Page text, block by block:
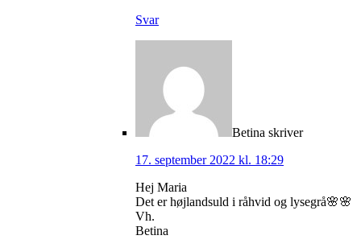
Svar
Betina skriver
17. september 2022 kl. 18:29
Hej Maria
Det er højlandsuld i råhvid og lysegrå🌸🌸
Vh.
Betina